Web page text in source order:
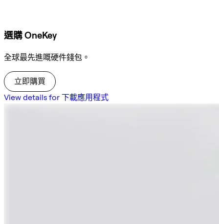
選購 OneKey
全球最先進嘅硬件錢包。
立即購買
View details for 下載應用程式